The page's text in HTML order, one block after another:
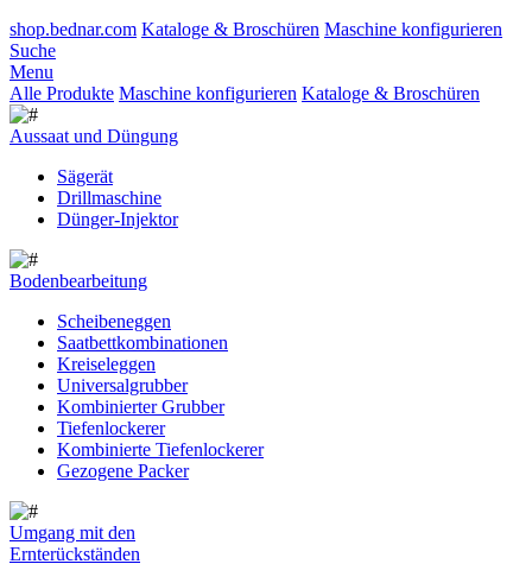
shop.bednar.com Kataloge & Broschüren Maschine konfigurieren
Suche
Menu
Alle Produkte Maschine konfigurieren Kataloge & Broschüren
Aussaat und Düngung
Sägerät
Drillmaschine
Dünger-Injektor
Bodenbearbeitung
Scheibeneggen
Saatbettkombinationen
Kreiseleggen
Universalgrubber
Kombinierter Grubber
Tiefenlockerer
Kombinierte Tiefenlockerer
Gezogene Packer
Umgang mit den
Ernterückständen